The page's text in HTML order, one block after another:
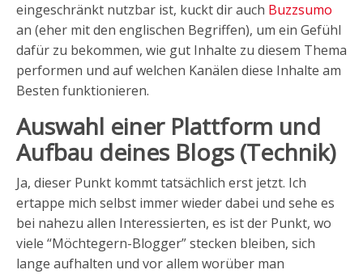
eingeschränkt nutzbar ist, kuckt dir auch Buzzsumo
an (eher mit den englischen Begriffen), um ein Gefühl
dafür zu bekommen, wie gut Inhalte zu diesem Thema
performen und auf welchen Kanälen diese Inhalte am
Besten funktionieren.
Auswahl einer Plattform und
Aufbau deines Blogs (Technik)
Ja, dieser Punkt kommt tatsächlich erst jetzt. Ich
ertappe mich selbst immer wieder dabei und sehe es
bei nahezu allen Interessierten, es ist der Punkt, wo
viele “Möchtegern-Blogger” stecken bleiben, sich
lange aufhalten und vor allem worüber man